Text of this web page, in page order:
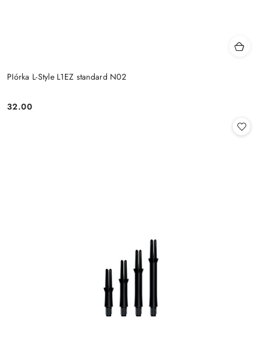
PIórka L-Style L1EZ standard N02
Cena:
32.00